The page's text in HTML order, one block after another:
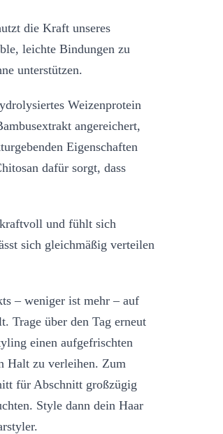
die Kraft unseres
leichte Bindungen zu
unterstützen.
Weizenprotein
angereichert,
Eigenschaften
dafür sorgt, dass
und fühlt sich
sich gleichmäßig verteilen
– weniger ist mehr – auf
Trage über den Tag erneut
einen aufgefrischten
Halt zu verleihen. Zum
für Abschnitt großzügig
Style dann dein Haar